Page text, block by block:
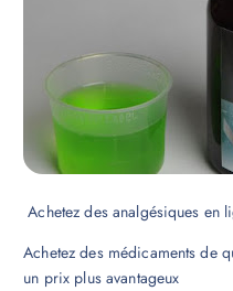
Achetez des analgésiques en
Achetez des médicaments de
un prix plus avantageux